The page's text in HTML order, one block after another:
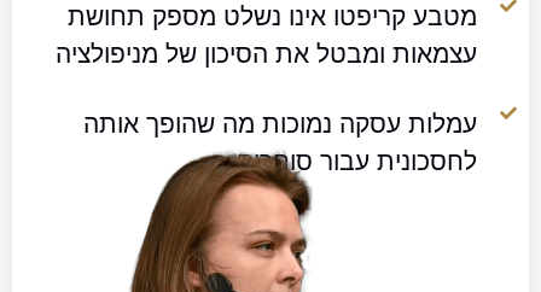
מטבע קריפטו אינו נשלט מספק תחושת
עצמאות ומבטל את הסיכון של מניפולציה
עמלות עסקה נמוכות מה שהופך אותה
לחסכונית עבור סוחרים